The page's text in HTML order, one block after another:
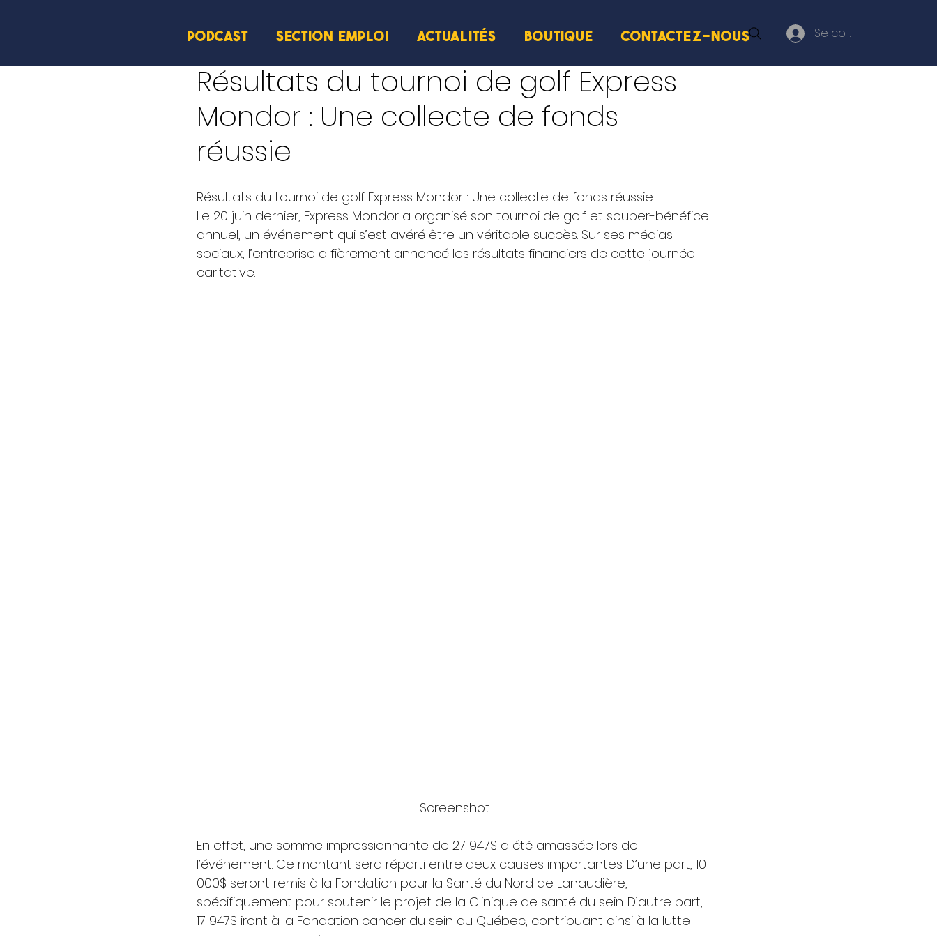
Se connecter
PODCAST SECTION EMPLOI ACTUALITÉS BOUTIQUE Contactez-nous
Résultats du tournoi de golf Express
Mondor : Une collecte de fonds
réussie
Résultats du tournoi de golf Express Mondor : Une collecte de fonds réussie
Le 20 juin dernier, Express Mondor a organisé son tournoi de golf et souper-bénéfice
annuel, un événement qui s’est avéré être un véritable succès. Sur ses médias
sociaux, l’entreprise a fièrement annoncé les résultats financiers de cette journée
caritative.
Screenshot
En effet, une somme impressionnante de 27 947$ a été amassée lors de
l’événement. Ce montant sera réparti entre deux causes importantes. D’une part, 10
000$ seront remis à la Fondation pour la Santé du Nord de Lanaudière,
spécifiquement pour soutenir le projet de la Clinique de santé du sein. D’autre part,
17 947$ iront à la Fondation cancer du sein du Québec, contribuant ainsi à la lutte